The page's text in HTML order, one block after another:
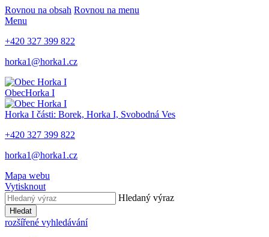
Rovnou na obsah Rovnou na menu
Menu
+420 327 399 822
horka1@horka1.cz
ObecHorka I
Horka I části: Borek, Horka I, Svobodná Ves
+420 327 399 822
horka1@horka1.cz
Mapa webu
Vytisknout
Hledaný výraz
Hledat
rozšířené vyhledávání